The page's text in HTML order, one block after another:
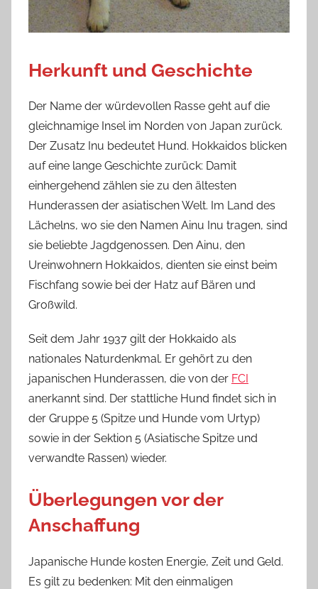
Herkunft und Geschichte
Der Name der würdevollen Rasse geht auf die
gleichnamige Insel im Norden von Japan zurück.
Der Zusatz Inu bedeutet Hund. Hokkaidos blicken
auf eine lange Geschichte zurück: Damit
einhergehend zählen sie zu den ältesten
Hunderassen der asiatischen Welt. Im Land des
Lächelns, wo sie den Namen Ainu Inu tragen, sind
sie beliebte Jagdgenossen. Den Ainu, den
Ureinwohnern Hokkaidos, dienten sie einst beim
Fischfang sowie bei der Hatz auf Bären und
Großwild.
Seit dem Jahr 1937 gilt der Hokkaido als
nationales Naturdenkmal. Er gehört zu den
japanischen Hunderassen, die von der FCI
anerkannt sind. Der stattliche Hund findet sich in
der Gruppe 5 (Spitze und Hunde vom Urtyp)
sowie in der Sektion 5 (Asiatische Spitze und
verwandte Rassen) wieder.
Überlegungen vor der
Anschaffung
Japanische Hunde kosten Energie, Zeit und Geld.
Es gilt zu bedenken: Mit den einmaligen